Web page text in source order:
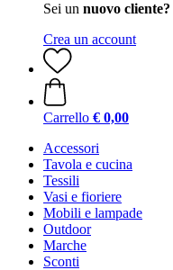
Sei un nuovo cliente?
Crea un account
Carrello € 0,00
Accessori
Tavola e cucina
Tessili
Vasi e fioriere
Mobili e lampade
Outdoor
Marche
Sconti